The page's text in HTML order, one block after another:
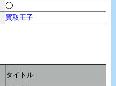
◯
買取王子
タイトル